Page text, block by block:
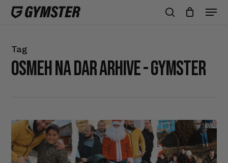
Skip
content
Tag
osmeh na dar Arhive - GYMSTER